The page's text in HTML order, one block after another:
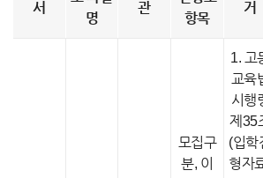
서
명
관
항목
거
모집구
분, 이
1. 고
교육
시행
제35
(입학
형자